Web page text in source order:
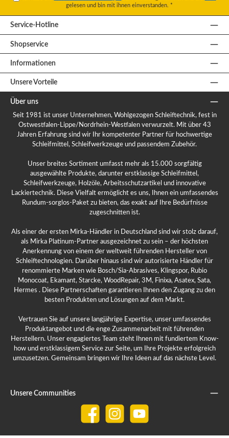
gelesen und bin mit ihnen einverstanden. *
Service-Hotline
Shopservice
Informationen
Unsere Vorteile
Über uns
Seit 1981 ist unser Unternehmen, Wohlgezogen Schleiftechnik, fest in
Ostwestfalen-Lippe/Nordrhein-Westfalen verwurzelt. Mit über 43
Jahren Erfahrung sind wir Ihr kompetenter Partner für hochwertige
Schleifmittel, Schleifwerkzeuge und passendem Zubehör.
Unser breites Sortiment umfasst mehr als 15.000 sorgfältig
ausgewählte Produkte, darunter erstklassige Schleifmittel,
Schleifwerkzeuge, Holzöle, Arbeitsschutzartikel und innovative
Lackiertechnik. Diese Vielfalt ermöglicht es uns, Ihnen ein umfassendes
Rundum-sorglos-Paket zu bieten, das exakt auf Ihre Bedürfnisse
zugeschnitten ist.
Als einer der ersten Mirka-Händler in Deutschland sind wir stolz darauf,
als Mirka Platinum-Partner ausgezeichnet zu sein – der höchsten
Anerkennung von einem der weltweit führenden Hersteller von
Schleiftechnologien. Darüber hinaus sind wir autorisierte Händler für
renommierte Marken wie Bosch/Sia-Abrasives, Klingspor, Rubio
Monocoat, Ekamant, Starcke, WoodRepair, 3M, Finixa, Asatex, Sata,
Hermes . Diese Partnerschaften garantieren Ihnen den Zugang zu den
besten Produkten und Lösungen auf dem Markt.
Vertrauen Sie auf unsere langjährige Expertise, unser umfassendes
Produktangebot und die enge Zusammenarbeit mit führenden
Herstellern. Unser engagiertes Team steht Ihnen mit fundiertem Know-
how und erstklassigem Service zur Seite, um Ihre Projekte erfolgreich
umzusetzen. Gemeinsam bringen wir Ihre Ideen auf das nächste Level.
Unsere Communities
Facebook Instagram YouTube